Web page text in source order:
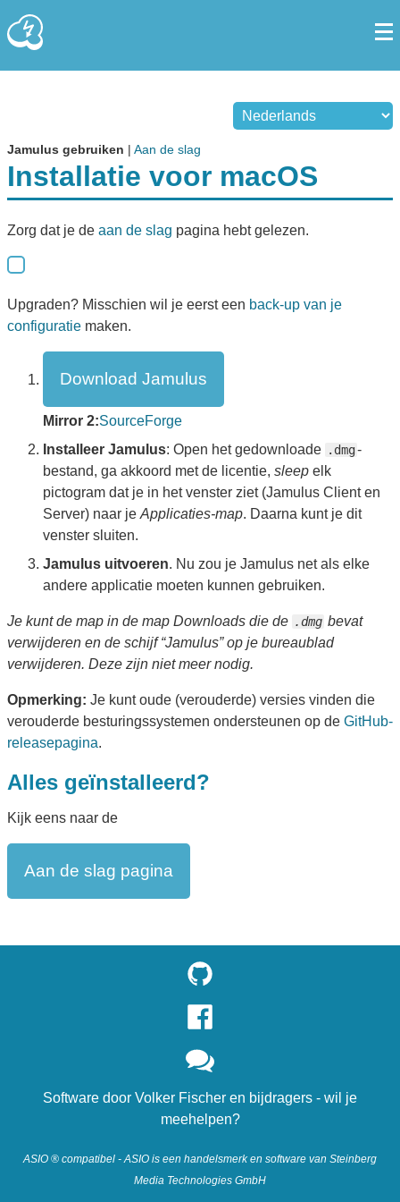
Jamulus gebruiken | Aan de slag
Installatie voor macOS
Zorg dat je de aan de slag pagina hebt gelezen.
Upgraden? Misschien wil je eerst een back-up van je
configuratie maken.
Download Jamulus
Mirror 2:SourceForge
Installeer Jamulus: Open het gedownloade .dmg-
bestand, ga akkoord met de licentie, sleep elk
pictogram dat je in het venster ziet (Jamulus Client en
Server) naar je Applicaties-map. Daarna kunt je dit
venster sluiten.
Jamulus uitvoeren. Nu zou je Jamulus net als elke
andere applicatie moeten kunnen gebruiken.
Je kunt de map in de map Downloads die de .dmg bevat
verwijderen en de schijf “Jamulus” op je bureaublad
verwijderen. Deze zijn niet meer nodig.
Opmerking: Je kunt oude (verouderde) versies vinden die
verouderde besturingssystemen ondersteunen op de GitHub-
releasepagina.
Alles geïnstalleerd?
Kijk eens naar de
Aan de slag pagina
Software door Volker Fischer en bijdragers - wil je
meehelpen?
ASIO ® compatibel - ASIO is een handelsmerk en software van Steinberg
Media Technologies GmbH